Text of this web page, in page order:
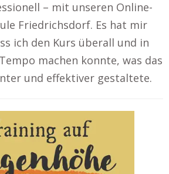
– mit unseren Online-
Friedrichsdorf. Es hat mir
ich den Kurs überall und in
machen konnte, was das
und effektiver gestaltete.